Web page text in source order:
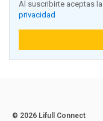
Al suscribirte aceptas
privacidad
© 2026 Lifull Connect